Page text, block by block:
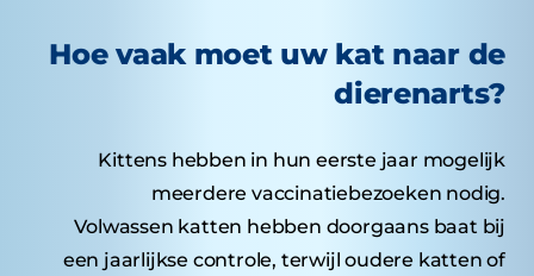
Hoe vaak moet uw kat naar de
dierenarts?
Kittens hebben in hun eerste jaar mogelijk
meerdere vaccinatiebezoeken nodig.
Volwassen katten hebben doorgaans baat bij
een jaarlijkse controle, terwijl oudere katten of